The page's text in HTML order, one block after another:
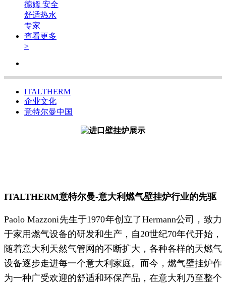
德姆 安全
舒适热水
专家
查看更多
>
ITALTHERM
企业文化
意特尔曼中国
ITALTHERM意特尔曼-意大利燃气壁挂炉行业的先驱
Paolo Mazzoni先生于1970年创立了Hermann公司，致力
于家用燃气设备的研发和生产，自20世纪70年代开始，
随着意大利天然气管网的不断扩大，各种各样的天燃气
设备逐步走进每一个意大利家庭。而今，燃气壁挂炉作
为一种广受欢迎的舒适和环保产品，在意大利乃至整个